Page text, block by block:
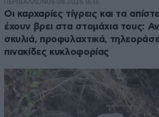
ΠΕΡΙΒΑΛΛΟΝ 06·08·2026 16:16
Οι καρχαρίες τίγρεις και τα
έχουν βρει στα στομάχια τους:
σκυλιά, προφυλαχτικά,
πινακίδες κυκλοφορίας